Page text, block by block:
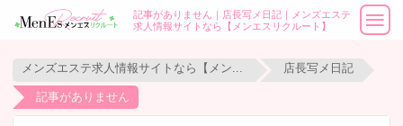
記事がありません｜店長写メ日記｜メンズエステ
求人情報サイトなら【メンエスリクルート】
店長写メ日記
記事がありません